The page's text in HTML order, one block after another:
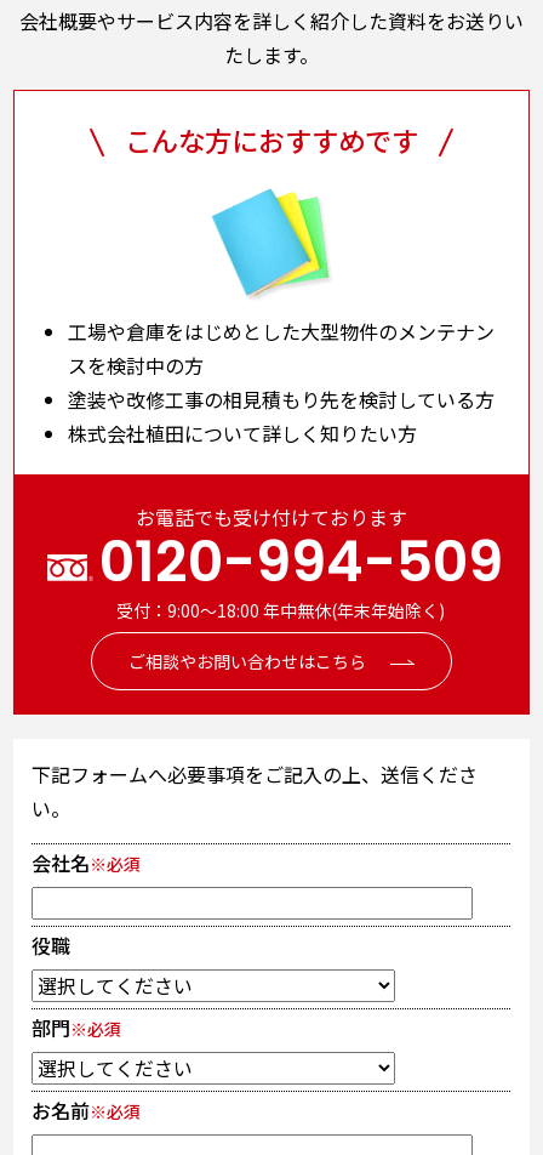
会社概要やサービス内容を詳しく紹介した資料をお送りい
たします。
こんな方におすすめです
工場や倉庫をはじめとした大型物件のメンテナン
スを検討中の方
塗装や改修工事の相見積もり先を検討している方
株式会社植田について詳しく知りたい方
お電話でも受け付けております
0120-994-509
受付：9:00～18:00 年中無休(年末年始除く)
ご相談やお問い合わせはこちら
下記フォームへ必要事項をご記入の上、送信くださ
い。
会社名※必須
役職
部門※必須
お名前※必須